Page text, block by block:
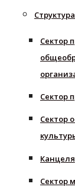
Сектор
Сектор
Сектор
Сектор